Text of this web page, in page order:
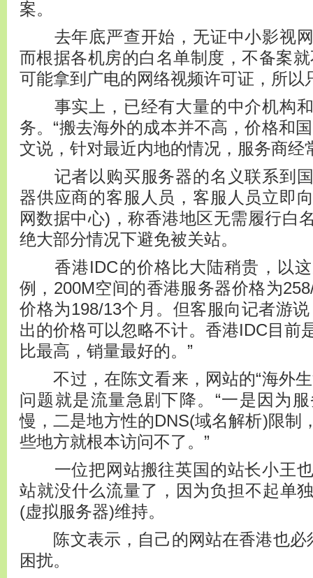
案。
去年底严查开始，无证中小影视网
而根据各机房的白名单制度，不备案
可能拿到广电的网络视频许可证，所以
事实上，已经有大量的中介机构和
务。“搬去海外的成本并不高，价格和
文说，针对最近内地的情况，服务商经
记者以购买服务器的名义联系到国
器供应商的客服人员，客服人员立即
网数据中心)，称香港地区无需履行白
绝大部分情况下避免被关站。
香港IDC的价格比大陆稍贵，以这
例，200M空间的香港服务器价格为
价格为198/13个月。但客服向记者游
出的价格可以忽略不计。香港IDC目前
比最高，销量最好的。”
不过，在陈文看来，网站的“海外生
问题就是流量急剧下降。“一是因为
慢，二是地方性的DNS(域名解析)限制
些地方就根本访问不了。”
一位把网站搬往英国的站长小王也
站就没什么流量了，因为负担不起单
(虚拟服务器)维持。
陈文表示，自己的网站在香港也必
困扰。